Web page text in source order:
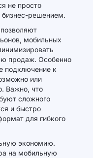
не просто
бизнес-решением.
мобильных
продаж. Особенно
подключение к
или
Важно, что
сложного
и быстро
для гибкого
экономию.
на мобильную